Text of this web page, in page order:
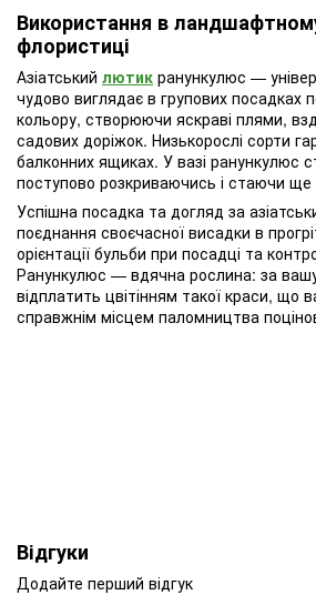
Використання в
флористиці
Азіатський лютик ранункулюс —
чудово виглядає в групових посадках
кольору, створюючи яскраві плями,
садових доріжок. Низькорослі сорти
балконних ящиках. У вазі ранункулюс
поступово розкриваючись і стаючи
Успішна посадка та догляд за
поєднання своєчасної висадки в
орієнтації бульби при посадці та
Ранункулюс — вдячна рослина: за вашу
відплатить цвітінням такої краси, що
справжнім місцем паломництва
Відгуки
Додайте перший відгук